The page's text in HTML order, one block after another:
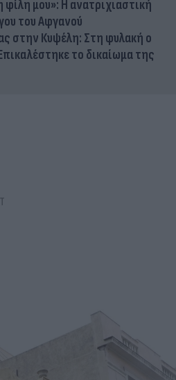
μου»: Η ανατριχιαστική
του Αφγανού
στην Κυψέλη: Στη φυλακή ο
το δικαίωμα της